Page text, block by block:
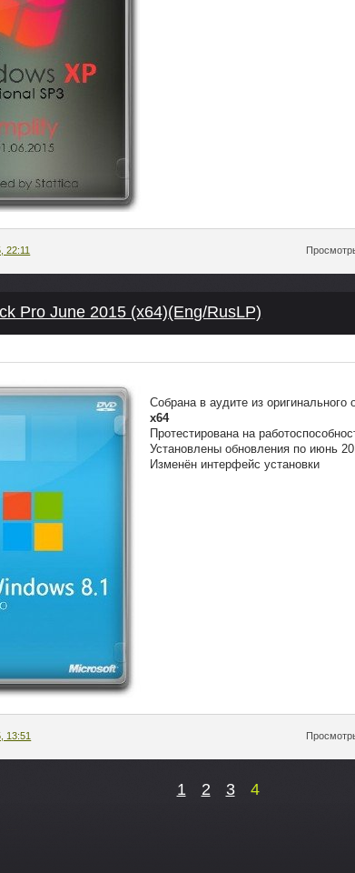
22:11
Pro June 2015 (x64)(Eng/RusLP)
Собрана в аудите из оригинального
x64
Протестирована на
Установлены обновления по июнь
Изменён интерфейс установки
13:51
1 2 3 4